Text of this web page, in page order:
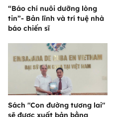
“Báo chí nuôi dưỡng lòng
tin”- Bản lĩnh và trí tuệ nhà
báo chiến sĩ
Sách "Con đường tương lai"
sẽ được xuất bản bằng